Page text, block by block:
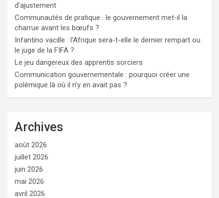
d’ajustement
Communautés de pratique : le gouvernement met-il la
charrue avant les bœufs ?
Infantino vacille : l’Afrique sera-t-elle le dernier rempart ou
le juge de la FIFA ?
Le jeu dangereux des apprentis sorciers
Communication gouvernementale : pourquoi créer une
polémique là où il n’y en avait pas ?
Archives
août 2026
juillet 2026
juin 2026
mai 2026
avril 2026